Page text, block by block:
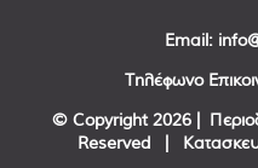
Email:
Τηλέφωνο
© Copyright 2026 |
Reserved |